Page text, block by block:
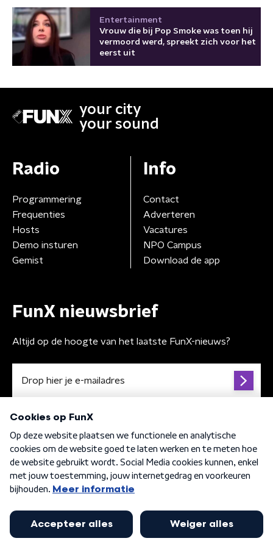
Entertainment
Vrouw die bij Pop Smoke was toen hij
vermoord werd, spreekt zich voor het
eerst uit
your city
your sound
Radio
Programmering
Frequenties
Hosts
Demo insturen
Gemist
Info
Contact
Adverteren
Vacatures
NPO Campus
Download de app
FunX nieuwsbrief
Altijd op de hoogte van het laatste FunX-nieuws?
Algemene voorwaarden Privacybeleid